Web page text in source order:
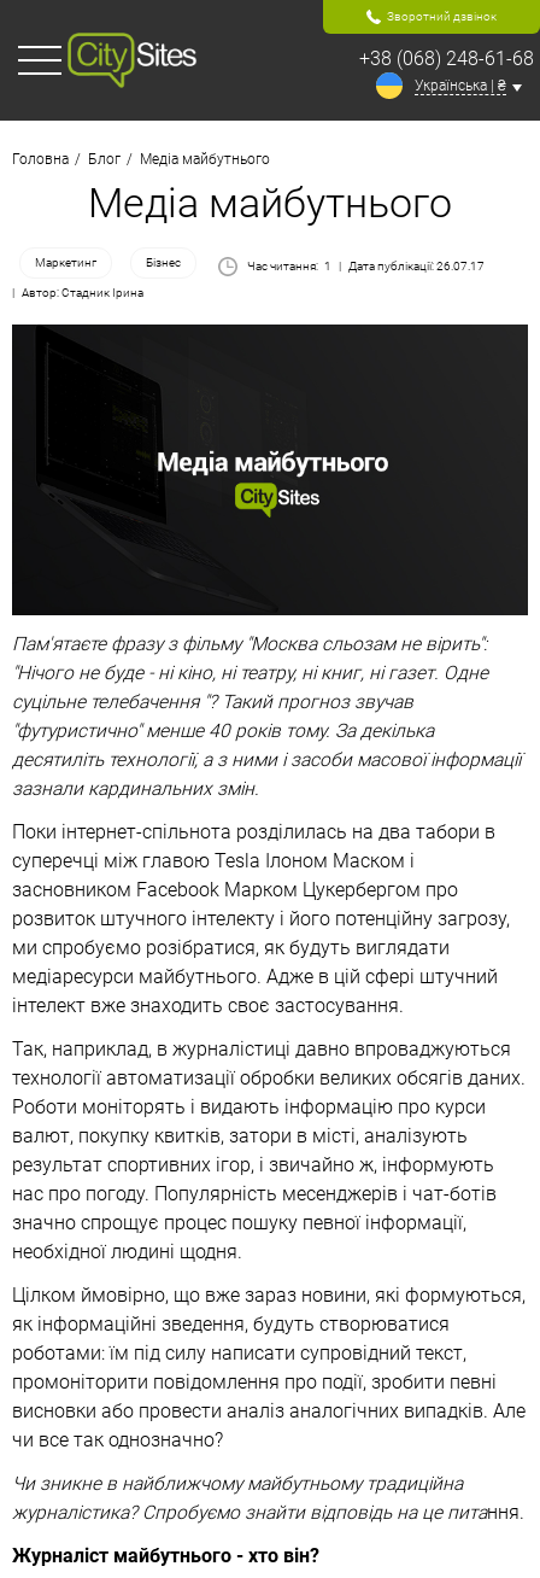
Зворотний дзвінок
+38 (068) 248-61-68
Українська | ₴
Головна Блог Медіа майбутнього
Медіа майбутнього
Маркетинг Бізнес Час читання: 1
Дата публікації: 26.07.17
Автор: Стадник Ірина
Пам'ятаєте фразу з фільму "Москва сльозам не вірить":
"Нічого не буде - ні кіно, ні театру, ні книг, ні газет. Одне
суцільне телебачення "? Такий прогноз звучав
"футуристично" менше 40 років тому. За декілька
десятиліть технології, а з ними і засоби масової інформації
зазнали кардинальних змін.
Поки інтернет-спільнота розділилась на два табори в
суперечці між главою Tesla Ілоном Маском і
засновником Facebook Марком Цукербергом про
розвиток штучного інтелекту і його потенційну загрозу,
ми спробуємо розібратися, як будуть виглядати
медіаресурси майбутнього. Адже в цій сфері штучний
інтелект вже знаходить своє застосування.
Так, наприклад, в журналістиці давно впроваджуються
технології автоматизації обробки великих обсягів даних.
Роботи моніторять і видають інформацію про курси
валют, покупку квитків, затори в місті, аналізують
результат спортивних ігор, і звичайно ж, інформують
нас про погоду. Популярність месенджерів і чат-ботів
значно спрощує процес пошуку певної інформації,
необхідної людині щодня.
Цілком ймовірно, що вже зараз новини, які формуються,
як інформаційні зведення, будуть створюватися
роботами: їм під силу написати супровідний текст,
промоніторити повідомлення про події, зробити певні
висновки або провести аналіз аналогічних випадків. Але
чи все так однозначно?
Чи зникне в найближчому майбутньому традиційна
журналістика? Спробуємо знайти відповідь на це питання.
Журналіст майбутнього - хто він?